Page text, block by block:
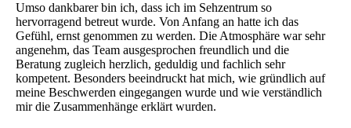
Umso dankbarer bin ich, dass ich im Sehzentrum so
hervorragend betreut wurde. Von Anfang an hatte ich das
Gefühl, ernst genommen zu werden. Die Atmosphäre war sehr
angenehm, das Team ausgesprochen freundlich und die
Beratung zugleich herzlich, geduldig und fachlich sehr
kompetent. Besonders beeindruckt hat mich, wie gründlich auf
meine Beschwerden eingegangen wurde und wie verständlich
mir die Zusammenhänge erklärt wurden.